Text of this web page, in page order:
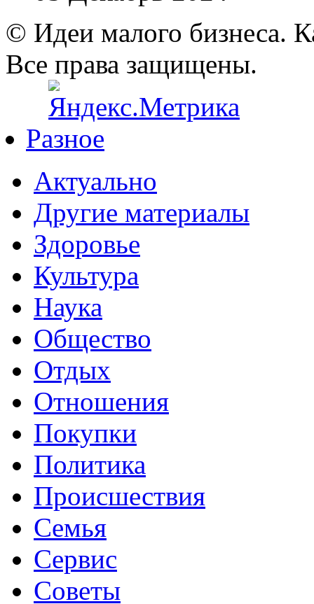
© Идеи малого бизнеса.
Все права защищены.
Разное
Актуально
Другие материалы
Здоровье
Культура
Наука
Общество
Отдых
Отношения
Покупки
Политика
Происшествия
Семья
Сервис
Советы